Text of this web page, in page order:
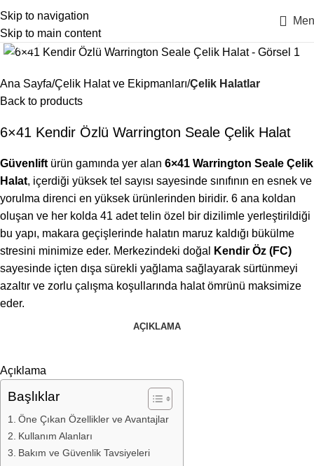
Skip to navigation
Skip to main content
Click to enlarge
Ana Sayfa Çelik Halat ve Ekipmanları Çelik Halatlar
Back to products
6×41 Kendir Özlü Warrington Seale Çelik Halat
Güvenlift ürün gamında yer alan 6×41 Warrington Seale Çelik
Halat, içerdiği yüksek tel sayısı sayesinde sınıfının en esnek ve
yorulma direnci en yüksek ürünlerinden biridir. 6 ana koldan
oluşan ve her kolda 41 adet telin özel bir dizilimle yerleştirildiği
bu yapı, makara geçişlerinde halatın maruz kaldığı bükülme
stresini minimize eder. Merkezindeki doğal
Kendir Öz (FC)
sayesinde içten dışa sürekli yağlama sağlayarak sürtünmeyi
azaltır ve zorlu çalışma koşullarında halat ömrünü maksimize
eder.
AÇIKLAMA
Açıklama
Başlıklar
Öne Çıkan Özellikler ve Avantajlar
Kullanım Alanları
Bakım ve Güvenlik Tavsiyeleri